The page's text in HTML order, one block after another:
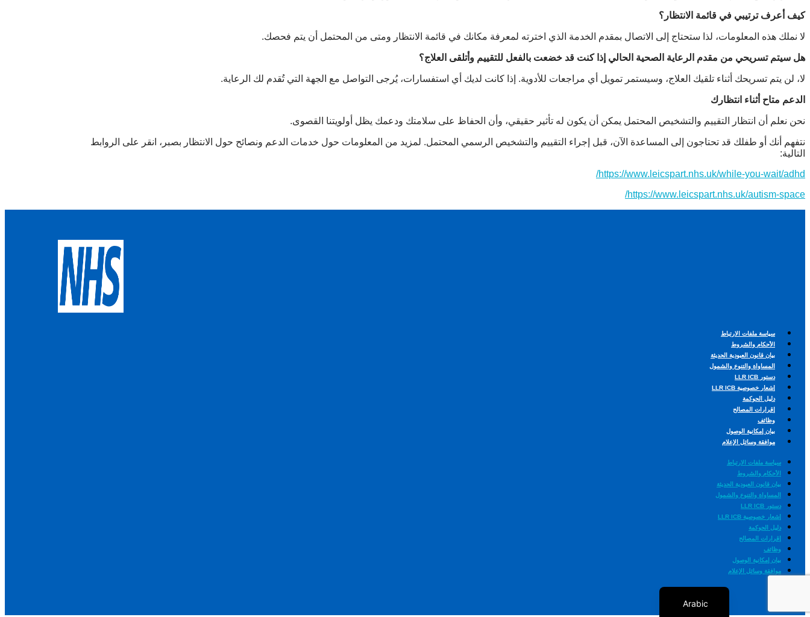
كيف أعرف ترتيبي في قائمة الانتظار؟
لا نملك هذه المعلومات، لذا ستحتاج إلى الاتصال بمقدم الخدمة الذي اخترته لمعرفة مكانك في قائمة الانتظار ومتى من المحتمل أن يتم فحصك.
هل سيتم تسريحي من مقدم الرعاية الصحية الحالي إذا كنت قد خضعت بالفعل للتقييم وأتلقى العلاج؟
لا، لن يتم تسريحك أثناء تلقيك العلاج، وسيستمر تمويل أي مراجعات للأدوية. إذا كانت لديك أي استفسارات، يُرجى التواصل مع الجهة التي تُقدم لك الرعاية.
الدعم متاح أثناء انتظارك
نحن نعلم أن انتظار التقييم والتشخيص المحتمل يمكن أن يكون له تأثير حقيقي، وأن الحفاظ على سلامتك ودعمك يظل أولويتنا القصوى.
نتفهم أنك أو طفلك قد تحتاجون إلى المساعدة الآن، قبل إجراء التقييم والتشخيص الرسمي المحتمل. لمزيد من المعلومات حول خدمات الدعم ونصائح حول الانتظار بصبر، انقر على الروابط
التالية:
https://www.leicspart.nhs.uk/while-you-wait/adhd/
https://www.leicspart.nhs.uk/autism-space/
سياسة ملفات الارتباط
الأحكام والشروط
بيان قانون العبودية الحديثة
المساواة والتنوع والشمول
دستور LLR ICB
إشعار خصوصية LLR ICB
دليل الحوكمة
إقرارات المصالح
وظائف
بيان إمكانية الوصول
موافقة وسائل الإعلام
سياسة ملفات الارتباط
الأحكام والشروط
بيان قانون العبودية الحديثة
المساواة والتنوع والشمول
دستور LLR ICB
إشعار خصوصية LLR ICB
دليل الحوكمة
إقرارات المصالح
وظائف
بيان إمكانية الوصول
موافقة وسائل الإعلام
Arabic